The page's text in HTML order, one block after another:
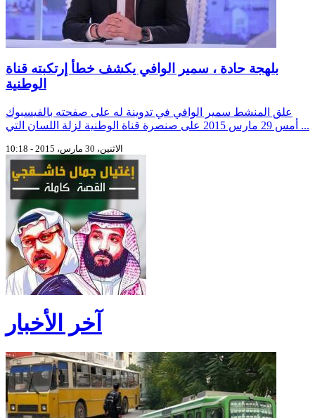
بلهجة حادة ، سمير الوافي يكشف خطأ إرتكبته قناة
الوطنية
علق المنشط سمير الوافي في تدوينة له على صفحته بالفيسبوك
أمس 29 مارس 2015 على صنصرة قناة الوطنية لزلة اللسان التي ...
الاثنين، 30 مارس، 2015 - 10:18
آخر الأخبار